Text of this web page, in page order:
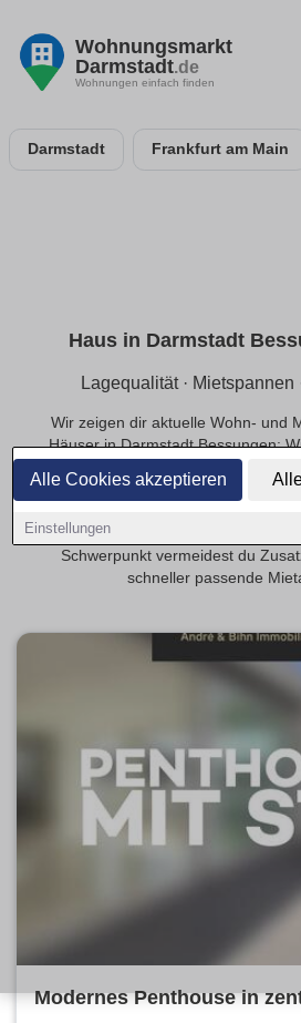
Alle Cookies akzeptieren
Einstellungen
Wohnungsmarkt
Darmstadt.de
Wohnungen einfach finden
Darmstadt Frankfurt am Main
Haus in Darmstadt
Lagequalität · Mietspannen
Wir zeigen dir aktuelle Wohn- und
Häuser in Darmstadt Bessungen:
Mietpreise innerhalb der Lage,
beeinflusst die Nachfrage und
Planung deiner monatlichen
Schwerpunkt vermeidest du
schneller passende
Modernes Penthouse in